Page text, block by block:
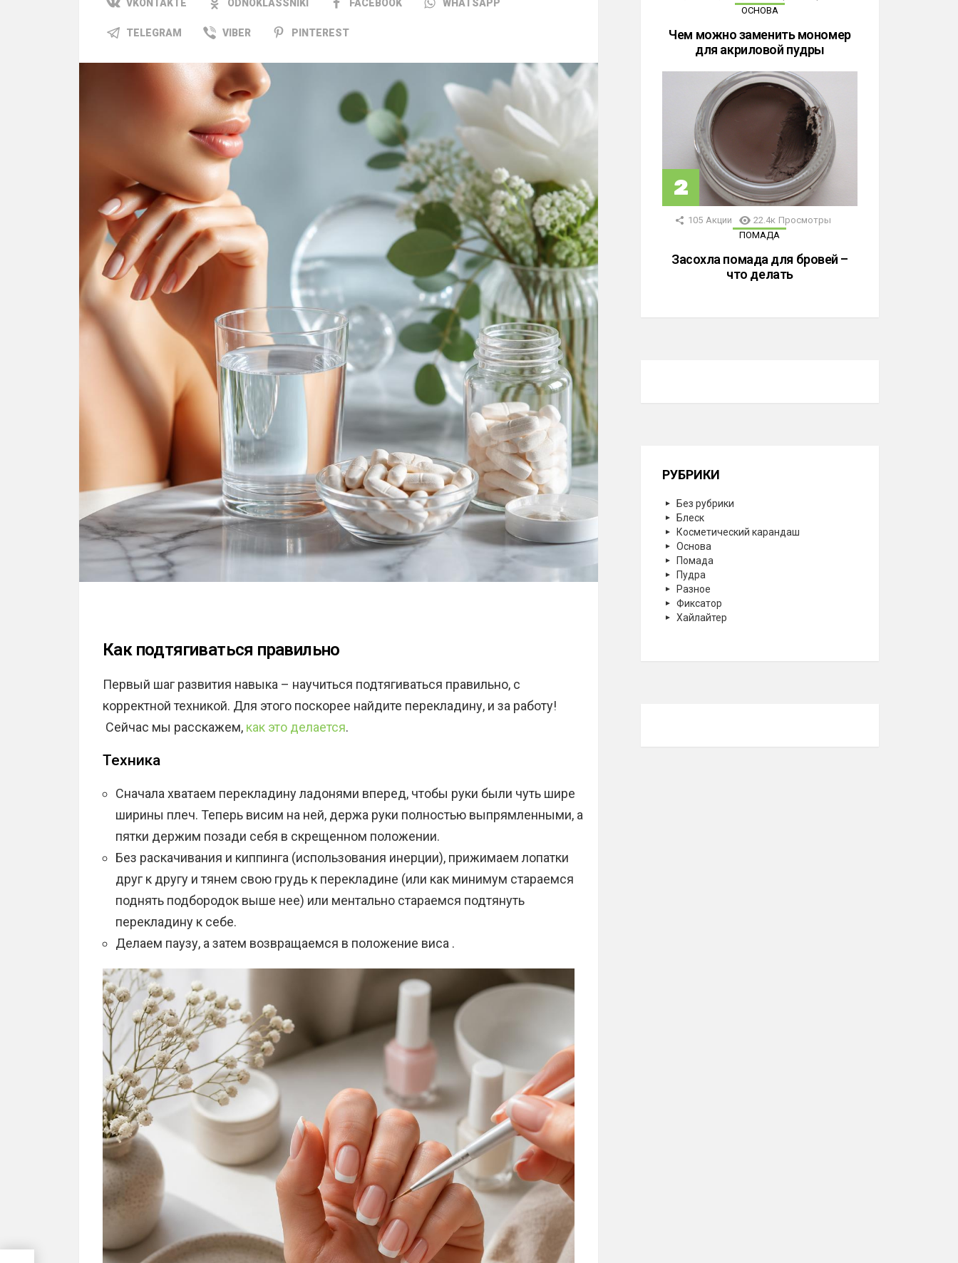
VKONTAKTE ODNOKLASSNIKI FACEBOOK WHATSAPP
TELEGRAM VIBER PINTEREST
Как подтягиваться правильно
Первый шаг развития навыка – научиться подтягиваться правильно, с
корректной техникой. Для этого поскорее найдите перекладину, и за работу!
Сейчас мы расскажем, как это делается.
Техника
Сначала хватаем перекладину ладонями вперед, чтобы руки были чуть шире
ширины плеч. Теперь висим на ней, держа руки полностью выпрямленными, а
пятки держим позади себя в скрещенном положении.
Без раскачивания и киппинга (использования инерции), прижимаем лопатки
друг к другу и тянем свою грудь к перекладине (или как минимум стараемся
поднять подбородок выше нее) или ментально стараемся подтянуть
перекладину к себе.
Делаем паузу, а затем возвращаемся в положение виса .
ОСНОВА
Чем можно заменить мономер
для акриловой пудры
105 Акции 22.4к Просмотры
ПОМАДА
Засохла помада для бровей –
что делать
РУБРИКИ
Без рубрики
Блеск
Косметический карандаш
Основа
Помада
Пудра
Разное
Фиксатор
Хайлайтер